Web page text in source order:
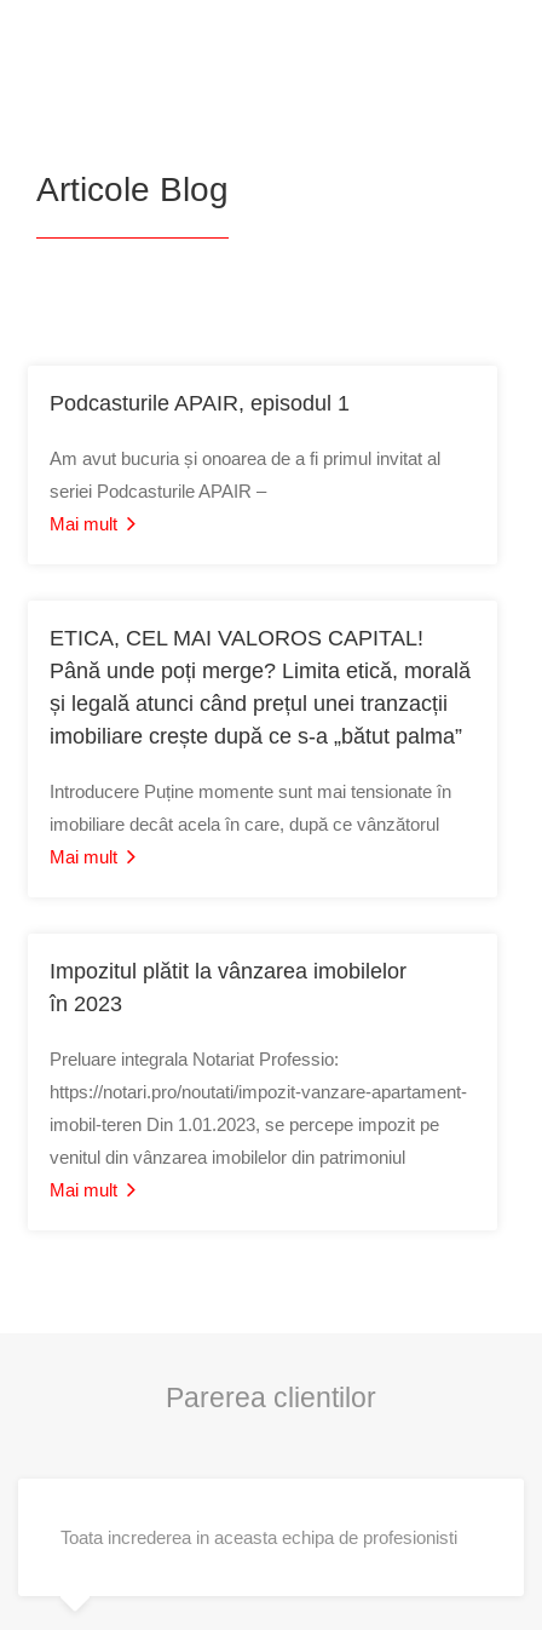
Articole Blog
Podcasturile APAIR, episodul 1
Am avut bucuria și onoarea de a fi primul invitat al
seriei Podcasturile APAIR –
Mai mult
ETICA, CEL MAI VALOROS CAPITAL!
Până unde poți merge? Limita etică, morală
și legală atunci când prețul unei tranzacții
imobiliare crește după ce s-a „bătut palma”
Introducere Puține momente sunt mai tensionate în
imobiliare decât acela în care, după ce vânzătorul
Mai mult
Impozitul plătit la vânzarea imobilelor
în 2023
Preluare integrala Notariat Professio:
https://notari.pro/noutati/impozit-vanzare-apartament-
imobil-teren Din 1.01.2023, se percepe impozit pe
venitul din vânzarea imobilelor din patrimoniul
Mai mult
Parerea clientilor
Toata increderea in aceasta echipa de profesionisti